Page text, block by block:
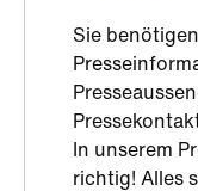
Sie
In unserem
richtig! Alles